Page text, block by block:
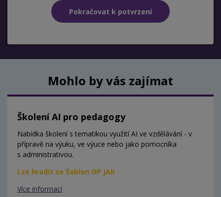
Mohlo by vás zajímat
Školení AI pro pedagogy
Nabídka školení s tematikou využití AI ve vzdělávání - v
přípravě na výuku, ve výuce nebo jako pomocníka
s administrativou.
Lze hradit ze Šablon OP JAK
Více informací